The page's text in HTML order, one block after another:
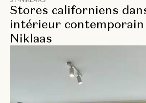
Stores californiens
intérieur
Niklaas